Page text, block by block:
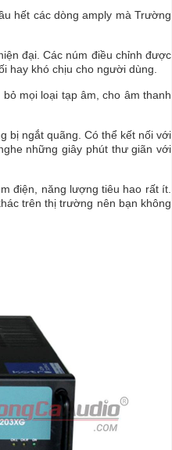
hết các dòng amply mà Trường
đại. Các núm điều chỉnh được
hay khó chịu cho người dùng.
mọi loại tạp âm, cho âm thanh
bị ngắt quãng. Có thể kết nối với
những giây phút thư giãn với
điện, năng lượng tiêu hao rất ít.
trên thị trường nên bạn không